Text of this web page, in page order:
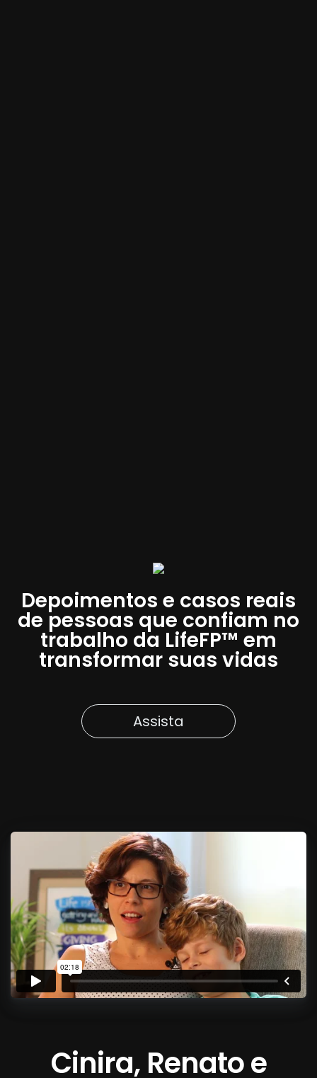
Depoimentos e casos reais
de pessoas que confiam no
trabalho da LifeFP™ em
transformar suas vidas
Assista
Cinira, Renato e